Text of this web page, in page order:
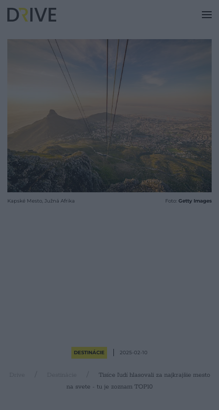
Kapské Mesto, Južná Afrika Foto: Getty Images
DESTINÁCIE 2025-02-10
Drive
Tisíce ľudí hlasovali za najkrajšie mesto
na svete - tu je zoznam TOP10